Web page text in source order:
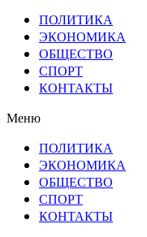
ПОЛИТИКА
ЭКОНОМИКА
ОБЩЕСТВО
СПОРТ
КОНТАКТЫ
Меню
ПОЛИТИКА
ЭКОНОМИКА
ОБЩЕСТВО
СПОРТ
КОНТАКТЫ